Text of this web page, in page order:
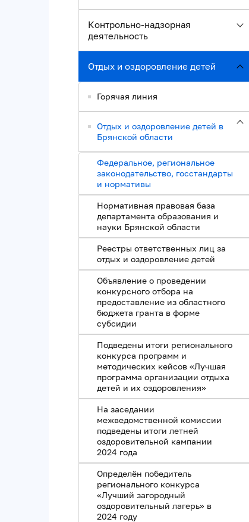
Контрольно-надзорная
деятельность
Отдых и оздоровление детей
Горячая линия
Отдых и оздоровление детей в
Брянской области
Федеральное, региональное
законодательство, госстандарты
и нормативы
Нормативная правовая база
департамента образования и
науки Брянской области
Реестры ответственных лиц за
отдых и оздоровление детей
Объявление о проведении
конкурсного отбора на
предоставление из областного
бюджета гранта в форме
субсидии
Подведены итоги регионального
конкурса программ и
методических кейсов «Лучшая
программа организации отдыха
детей и их оздоровления»
На заседании
межведомственной комиссии
подведены итоги летней
оздоровительной кампании
2024 года
Определён победитель
регионального конкурса
«Лучший загородный
оздоровительный лагерь» в
2024 году